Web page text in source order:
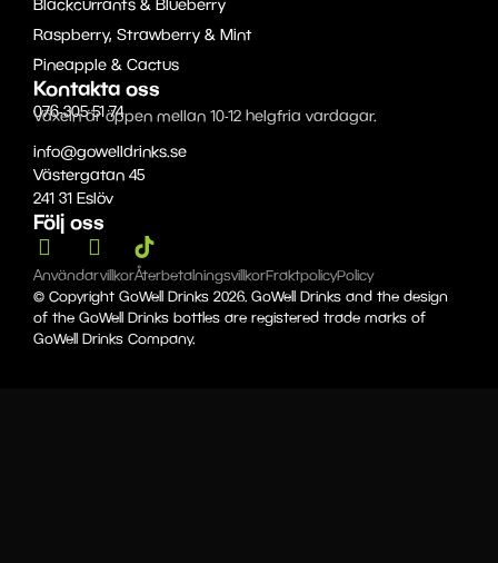
Blackcurrants & Blueberry
Raspberry, Strawberry & Mint
Pineapple & Cactus
Kontakta oss
076-305 51 74
Växeln är öppen mellan 10-12 helgfria vardagar.
info@gowelldrinks.se
Västergatan 45
241 31 Eslöv
Följ oss
AnvändarvillkorÅterbetalningsvillkorFraktpolicyPolicy
© Copyright GoWell Drinks 2026. GoWell Drinks and the design
of the GoWell Drinks bottles are registered trade marks of
GoWell Drinks Company.